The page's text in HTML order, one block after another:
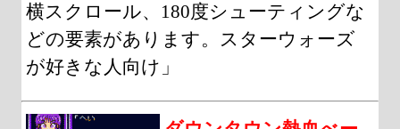
横スクロール、180度シューティングな
どの要素があります。スターウォーズ
が好きな人向け」